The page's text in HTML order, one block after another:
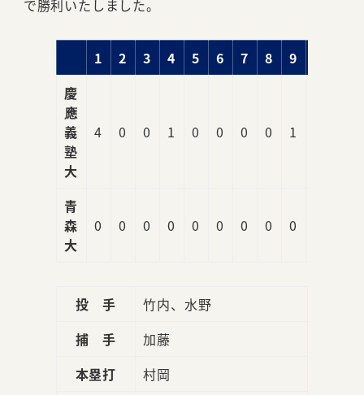
で勝利いたしました。
1 2 3 4 5 6 7 8 9
慶
應
義
塾
大
4 0 0 1 0 0 0 0 1
青
森
大
0 0 0 0 0 0 0 0 0
投 手
竹内、水野
捕 手
加藤
本塁打
村岡